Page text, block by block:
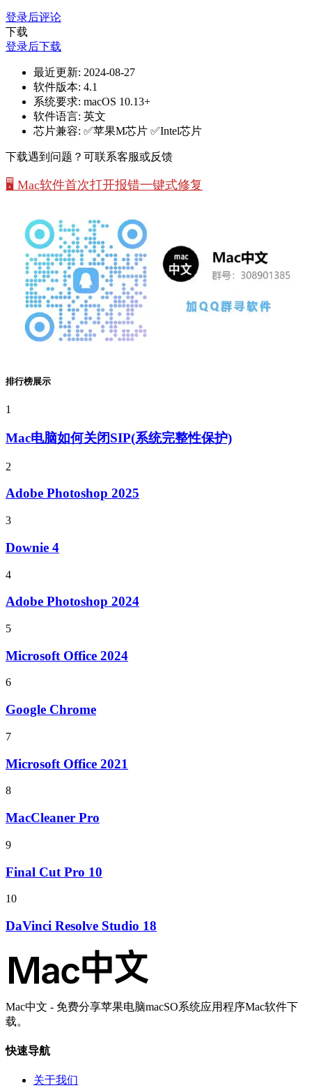
登录后评论
下载
登录后下载
最近更新: 2024-08-27
软件版本: 4.1
系统要求: macOS 10.13+
软件语言: 英文
芯片兼容: ✅苹果M芯片 ✅Intel芯片
下载遇到问题？可联系客服或反馈
🖥️ Mac软件首次打开报错一键式修复
排行榜展示
1
Mac电脑如何关闭SIP(系统完整性保护)
2
Adobe Photoshop 2025
3
Downie 4
4
Adobe Photoshop 2024
5
Microsoft Office 2024
6
Google Chrome
7
Microsoft Office 2021
8
MacCleaner Pro
9
Final Cut Pro 10
10
DaVinci Resolve Studio 18
Mac中文 - 免费分享苹果电脑macSO系统应用程序Mac软件下
载。
快速导航
关于我们